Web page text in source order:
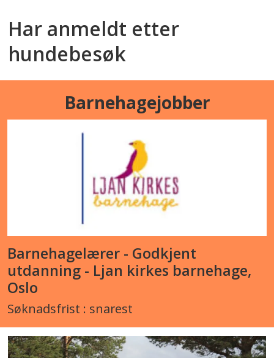
Har anmeldt etter
hundebesøk
Barnehagejobber
Barnehagelærer - Godkjent
utdanning - Ljan kirkes barnehage,
Oslo
Søknadsfrist : snarest